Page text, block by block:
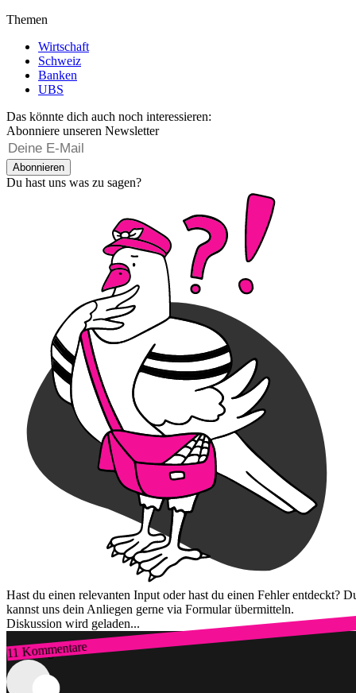
Themen
Wirtschaft
Schweiz
Banken
UBS
Das könnte dich auch noch interessieren:
Abonniere unseren Newsletter
Abonnieren
Du hast uns was zu sagen?
Hast du einen relevanten Input oder hast du einen Fehler entdeckt?
kannst uns dein Anliegen gerne via Formular übermitteln.
Diskussion wird geladen...
11 Kommentare
Zum Login